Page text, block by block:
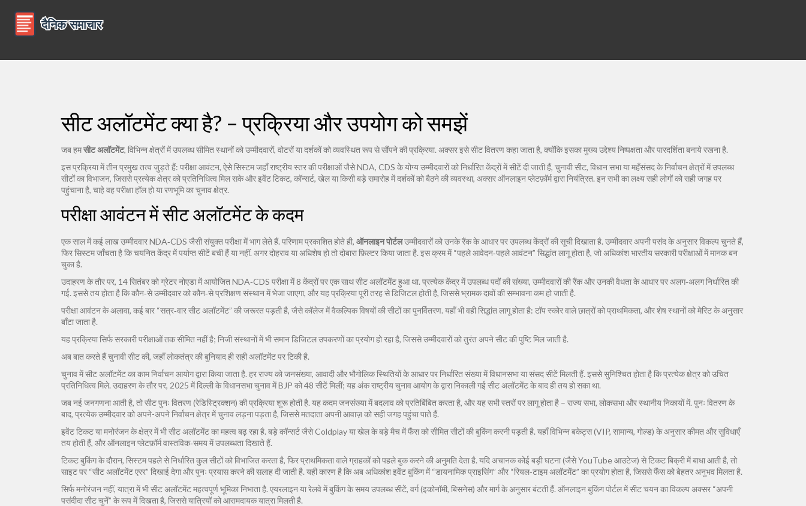
सीट अलॉटमेंट क्या है? – प्रक्रिया और उपयोग को समझें
जब हमसीट अलॉटमेंट, विभिन्न क्षेत्रों में उपलब्ध सीमित स्थानों को उम्मीदवारों, वोटरों या दर्शकों को व्यवस्थित रूप से सौंपने की प्रक्रिया. अक्सर इसेसीट वितरणकहा जाता है, क्योंकि इसका मुख्य उद्देश्य निष्पक्षता और पारदर्शिता बनाये रखना है.
इस प्रक्रिया में तीन प्रमुख तत्व जुड़ते हैं: परीक्षा आवंटन, ऐसे सिस्टम जहाँ राष्ट्रीय स्तर की परीक्षाओं जैसे NDA, CDS के योग्य उम्मीदवारों को निर्धारित केंद्रों में सीटें दी जाती हैं, चुनावी सीट, विधान सभा या महँसंसद के निर्वाचन क्षेत्रों में उपलब्ध
सीटों का विभाजन, जिससे प्रत्येक क्षेत्र को प्रतिनिधित्व मिल सकेऔरइवेंट टिकट, कॉन्सर्ट, खेल या किसी बड़े समारोह में दर्शकों को बैठने की व्यवस्था, अक्सर ऑनलाइन प्लेटफ़ॉर्म द्वारा नियंत्रित. इन सभी का लक्ष्य सही लोगों को सही जगह पर
पहुंचाना है, चाहे वह परीक्षा हॉल हो या रणभूमि का चुनाव क्षेत्र.
परीक्षा आवंटन में सीट अलॉटमेंट के कदम
एक साल में कई लाख उम्मीदवार NDA‑CDS जैसी संयुक्त परीक्षा में भाग लेते हैं. परिणाम प्रकाशित होते ही, ऑनलाइन पोर्टलउम्मीदवारों को उनके रैंक के आधार पर उपलब्ध केंद्रों की सूची दिखाता है. उम्मीदवार अपनी पसंद के अनुसार विकल्प चुनते हैं,
फिर सिस्टम जाँचता है कि चयनित केंद्र में पर्याप्त सीटें बची हैं या नहीं. अगर दोहराव या अधिशेष हो तो दोबारा फ़िल्टर किया जाता है. इस क्रम में “पहले आवेदन‑पहले आवंटन” सिद्धांत लागू होता है, जो अधिकांश भारतीय सरकारी परीक्षाओं में मानक बन
चुका है.
उदाहरण के तौर पर, 14 सितंबर को ग्रेटर नोएडा में आयोजित NDA‑CDS परीक्षा में 8 केंद्रों पर एक साथ सीट अलॉटमेंट हुआ था. प्रत्येक केंद्र में उपलब्ध पदों की संख्या, उम्मीदवारों की रैंक और उनकी वैधता के आधार पर अलग‑अलग निर्धारित की
गई. इससे तय होता है कि कौन‑से उम्मीदवार को कौन‑से प्रशिक्षण संस्थान में भेजा जाएगा, और यह प्रक्रिया पूरी तरह से डिजिटल होती है, जिससे भ्रामक दावों की सम्भावना कम हो जाती है.
परीक्षा आवंटन के अलावा, कई बार “सत्र‑वार सीट अलॉटमेंट” की जरूरत पड़ती है, जैसे कॉलेज में वैकल्पिक विषयों की सीटों का पुनर्वितरण. यहाँ भी वही सिद्धांत लागू होता है: टॉप स्कोर वाले छात्रों को प्राथमिकता, और शेष स्थानों को मेरिट के अनुसार
बाँटा जाता है.
यह प्रक्रिया सिर्फ सरकारी परीक्षाओं तक सीमित नहीं है; निजी संस्थानों में भी समान डिजिटल उपकरणों का प्रयोग हो रहा है, जिससे उम्मीदवारों को तुरंत अपने सीट की पुष्टि मिल जाती है.
अब बात करते हैं चुनावी सीट की, जहाँ लोकतंत्र की बुनियाद ही सही अलॉटमेंट पर टिकी है.
चुनाव में सीट अलॉटमेंट का काम निर्वाचन आयोग द्वारा किया जाता है. हर राज्य को जनसंख्या, आवादी और भौगोलिक स्थितियों के आधार पर निर्धारित संख्या में विधानसभा या संसद सीटें मिलती हैं. इससे सुनिश्चित होता है कि प्रत्येक क्षेत्र को उचित
प्रतिनिधित्व मिले. उदाहरण के तौर पर, 2025 में दिल्ली के विधानसभा चुनाव में BJP को 48 सीटें मिलीं; यह अंक राष्ट्रीय चुनाव आयोग के द्वारा निकाली गई सीट अलॉटमेंट के बाद ही तय हो सका था.
जब नई जनगणना आती है, तो सीट पुनः वितरण (रेडिस्ट्रिक्शन) की प्रक्रिया शुरू होती है. यह कदम जनसंख्या में बदलाव को प्रतिबिंबित करता है, और यह सभी स्तरों पर लागू होता है – राज्य सभा, लोकसभा और स्थानीय निकायों में. पुनः वितरण के
बाद, प्रत्येक उम्मीदवार को अपने-अपने निर्वाचन क्षेत्र में चुनाव लड़ना पड़ता है, जिससे मतदाता अपनी आवाज़ को सही जगह पहुंचा पाते हैं.
इवेंट टिकट या मनोरंजन के क्षेत्र में भी सीट अलॉटमेंट का महत्व बढ़ रहा है. बड़े कॉन्सर्ट जैसे Coldplay या खेल के बड़े मैच में फैंस को सीमित सीटों की बुकिंग करनी पड़ती है. यहाँ विभिन्न बकेट्स (VIP, सामान्य, गोल्ड) के अनुसार कीमत और सुविधाएँ
तय होती हैं, और ऑनलाइन प्लेटफ़ॉर्म वास्तविक‑समय में उपलब्धता दिखाते हैं.
टिकट बुकिंग के दौरान, सिस्टम पहले से निर्धारित कुल सीटों को विभाजित करता है, फिर प्राथमिकता वाले ग्राहकों को पहले बुक करने की अनुमति देता है. यदि अचानक कोई बड़ी घटना (जैसे YouTube आउटेज) से टिकट बिक्री में बाधा आती है, तो
साइट पर “सीट अलॉटमेंट एरर” दिखाई देगा और पुनः प्रयास करने की सलाह दी जाती है. यही कारण है कि अब अधिकांश इवेंट बुकिंग में “डायनामिक प्राइसिंग” और “रियल‑टाइम अलॉटमेंट” का प्रयोग होता है, जिससे फैंस को बेहतर अनुभव मिलता है.
सिर्फ मनोरंजन नहीं, यात्रा में भी सीट अलॉटमेंट महत्वपूर्ण भूमिका निभाता है. एयरलाइन या रेलवे में बुकिंग के समय उपलब्ध सीटें, वर्ग (इकोनॉमी, बिसनेस) और मार्ग के अनुसार बंटती हैं. ऑनलाइन बुकिंग पोर्टल में सीट चयन का विकल्प अक्सर “अपनी
पसंदीदा सीट चुनें” के रूप में दिखता है, जिससे यात्रियों को आरामदायक यात्रा मिलती है.